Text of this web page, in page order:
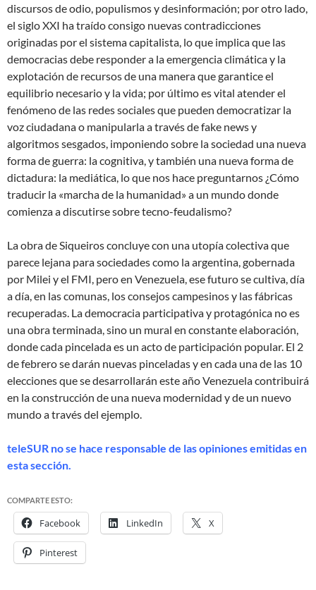
discursos de odio, populismos y desinformación; por otro lado,
el siglo XXI ha traído consigo nuevas contradicciones
originadas por el sistema capitalista, lo que implica que las
democracias debe responder a la emergencia climática y la
explotación de recursos de una manera que garantice el
equilibrio necesario y la vida; por último es vital atender el
fenómeno de las redes sociales que pueden democratizar la
voz ciudadana o manipularla a través de fake news y
algoritmos sesgados, imponiendo sobre la sociedad una nueva
forma de guerra: la cognitiva, y también una nueva forma de
dictadura: la mediática, lo que nos hace preguntarnos ¿Cómo
traducir la «marcha de la humanidad» a un mundo donde
comienza a discutirse sobre tecno-feudalismo?
La obra de Siqueiros concluye con una utopía colectiva que
parece lejana para sociedades como la argentina, gobernada
por Milei y el FMI, pero en Venezuela, ese futuro se cultiva, día
a día, en las comunas, los consejos campesinos y las fábricas
recuperadas. La democracia participativa y protagónica no es
una obra terminada, sino un mural en constante elaboración,
donde cada pincelada es un acto de participación popular. El 2
de febrero se darán nuevas pinceladas y en cada una de las 10
elecciones que se desarrollarán este año Venezuela contribuirá
en la construcción de una nueva modernidad y de un nuevo
mundo a través del ejemplo.
teleSUR no se hace responsable de las opiniones emitidas en
esta sección.
COMPARTE ESTO:
Facebook LinkedIn X
Pinterest